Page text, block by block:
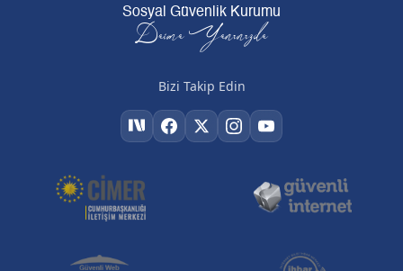
Sosyal Güvenlik Kurumu
Daima Yanınızda
Bizi Takip Edin